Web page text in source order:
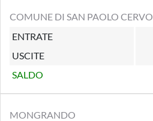
COMUNE DI SAN PAOLO CERVO
ENTRATE
USCITE
SALDO
MONGRANDO